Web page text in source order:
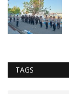
TAGS